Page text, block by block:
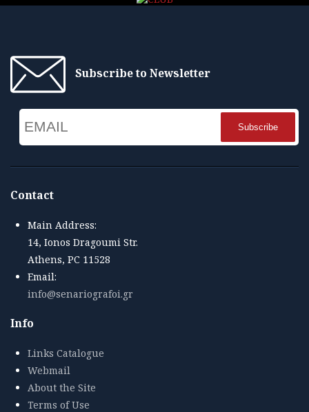
Subscribe to Newsletter
Name
Contact
Main Address:
14, Ionos Dragoumi Str.
Athens, PC 11528
Email:
info@senariografoi.gr
Info
Links Catalogue
Webmail
About the Site
Terms of Use